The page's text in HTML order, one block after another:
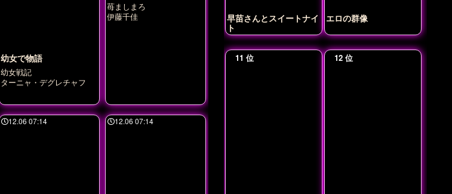
幼女で物語
幼女戦記
ターニャ・デグレチャフ
苺ましまろ
伊藤千佳
12.06 07:14 12.06 07:14
早苗さんとスイートナイ
ト
エロの群像